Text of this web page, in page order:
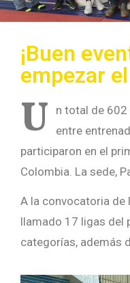
¡Buen
empezar
U
n total de
entre
participaron en el
Colombia. La sede,
A la convocatoria de
llamado 17 ligas del
categorías, además